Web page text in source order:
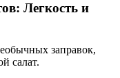
Легкость и
заправок,
салат.